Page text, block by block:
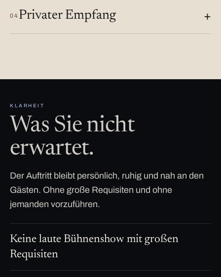
04 Privater Empfang
KLARHEIT
Was Sie nicht
erwartet.
Der Auftritt bleibt persönlich, ruhig und nah an den
Gästen. Ohne große Requisiten und ohne
jemanden vorzuführen.
Keine laute Bühnenshow mit großen
Requisiten